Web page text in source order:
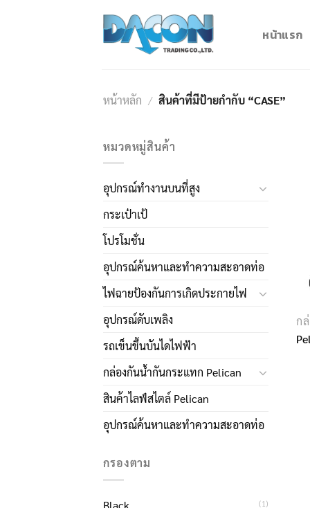
หน้าแรก
หน้าหลัก / สินค้าที่มีป้ายกำกับ “CASE”
หมวดหมู่สินค้า
อุปกรณ์ทำงานบนที่สูง
กระเป๋าเป้
โปรโมชั่น
อุปกรณ์ค้นหาและทำความสะอาดท่อ
ไฟฉายป้องกันการเกิดประกายไฟ
อุปกรณ์ดับเพลิง
รถเข็นขึ้นบันไดไฟฟ้า
กล่องกันน้ำกันกระแทก Pelican
สินค้าไลฟ์สไตล์ Pelican
อุปกรณ์ค้นหาและทำความสะอาดท่อ
กรองตาม
Black (1)
ก